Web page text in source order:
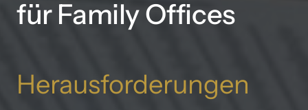
für Family Offices